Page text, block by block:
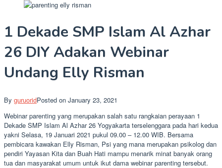
1 Dekade SMP Islam Al Azhar
26 DIY Adakan Webinar
Undang Elly Risman
By guruoridPosted on January 23, 2021
Webinar parenting yang merupakan salah satu rangkaian perayaan 1
Dekade SMP Islam Al Azhar 26 Yogyakarta terselenggara pada hari kedua
yakni Selasa, 19 Januari 2021 pukul 09.00 – 12.00 WIB. Bersama
pembicara kawakan Elly Risman, Psi yang mana merupakan psikolog dan
pendiri Yayasan Kita dan Buah Hati mampu menarik minat banyak orang
tua dan masyarakat umum untuk ikut dama webinar parenting tersebut.